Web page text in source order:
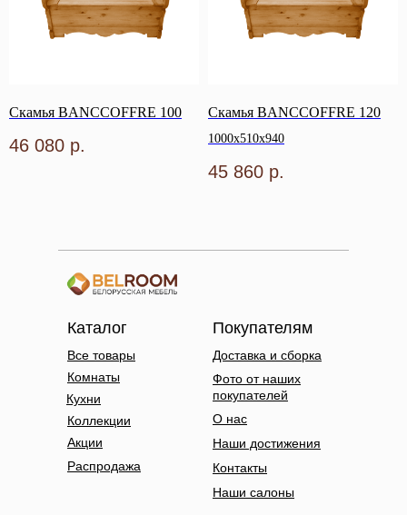
Скамья BANCCOFFRE 100
46 080 р.
Скамья BANCCOFFRE 120
1000х510х940
45 860 р.
Все товары
Комнаты
Коллекции
Акции
Распродажа
Покупателям
Каталог
Доставка и сборка
Фото от наших
покупателей
О нас
Контакты
Наши салоны
Наши достижения
Кухни